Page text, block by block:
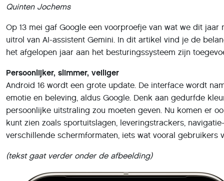
Quinten Jochems
Op 13 mei gaf Google een voorproefje van wat we dit
uitrol van AI-assistent Gemini. In dit artikel vind je de
het afgelopen jaar aan het besturingssysteem zijn
Persoonlijker, slimmer, veiliger
Android 16 wordt een grote update. De interface wordt
emotie en beleving, aldus Google. Denk aan gedurfde
persoonlijke uitstraling zou moeten geven. Nu komen er
kunt zien zoals sportuitslagen, leveringstrackers,
verschillende schermformaten, iets wat vooral gebruikers
(tekst gaat verder onder de afbeelding)